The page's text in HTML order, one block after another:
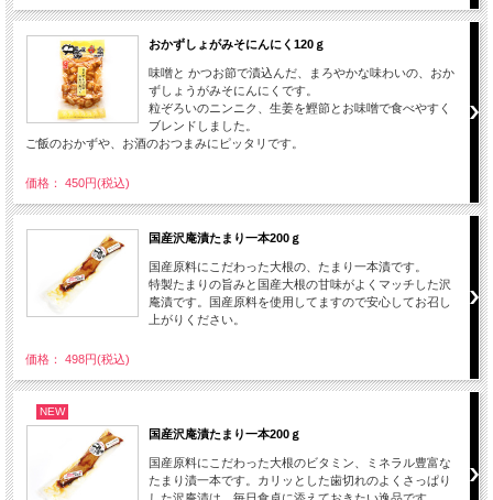
おかずしょがみそにんにく120ｇ
味噌と かつお節で漬込んだ、まろやかな味わいの、おか
ずしょうがみそにんにくです。
粒ぞろいのニンニク、生姜を鰹節とお味噌で食べやすく
ブレンドしました。
ご飯のおかずや、お酒のおつまみにピッタリです。
価格： 450円(税込)
国産沢庵漬たまり一本200ｇ
国産原料にこだわった大根の、たまり一本漬です。
特製たまりの旨みと国産大根の甘味がよくマッチした沢
庵漬です。国産原料を使用してますので安心してお召し
上がりください。
価格： 498円(税込)
NEW
国産沢庵漬たまり一本200ｇ
国産原料にこだわった大根のビタミン、ミネラル豊富な
たまり漬一本です。カリッとした歯切れのよくさっぱり